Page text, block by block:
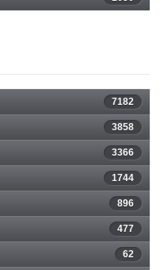
7182
3858
3366
1744
896
477
62